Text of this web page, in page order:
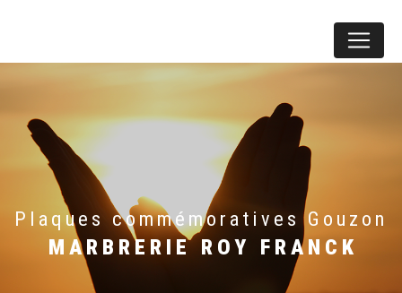
plaques commémoratives Gouzon
MARBRERIE ROY FRANCK